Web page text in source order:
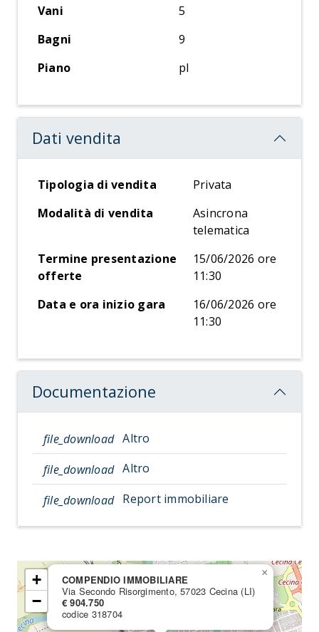
Vani
5
Bagni
9
Piano
pl
Dati vendita
Tipologia di vendita
Privata
Modalità di vendita
Asincrona
telematica
Termine presentazione
offerte
15/06/2026 ore
11:30
Data e ora inizio gara
16/06/2026 ore
11:30
Documentazione
file_download Altro
file_download Altro
file_download Report immobiliare
COMPENDIO IMMOBILIARE
Via Secondo Risorgimento, 57023 Cecina (LI)
€ 904.750
codice 318704
×
+
−